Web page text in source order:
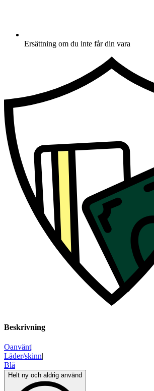
Ersättning om du inte får din vara
Beskrivning
Oanvänt|
Läder/skinn|
Blå
Helt ny och aldrig använd